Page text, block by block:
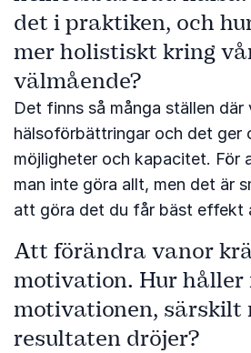
det i praktiken, och
mer holistiskt kring
välmående?
Det finns så många ställen där
hälsoförbättringar och det ger
möjligheter och kapacitet. För
man inte göra allt, men det är
att göra det du får bäst effekt
Att förändra vanor
motivation. Hur håller
motivationen, särskilt
resultaten dröjer?